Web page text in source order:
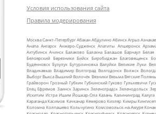
Условия использования сайта
Правила модерирования
МоскваСанкт‑ПетербургАбаканАбдулиноАбинскАгрыз
Анапа Ангарск Анжеро‑Судженск Апатиты Апшеронск
Ахтубинск Ачинск Балаково Балахна Балашов Барнаул Белая
Белоярский Березники Бийск Биробиджан Благовещенск
Будённовск Бузулук Бутурлиновка Валуйки Великие Луки
Владикавказ Владимир Волгоград Волгодонск Волжск
ВыборгВыкса Вышний Волочёк Вязники Вязьма Вятские Поляны
Грайворон Грозный Губкин Губкинский Гуково Гулькевичи
Елец Ефремов Заинск Заринск Зеленоградск Зеленодольск
Искитим Истра Ишим Йошкар‑Ола Казань Калининград Калуга
Караганда Касимов Качканар Кемерово Кизляр Кимры
Коломна Колпашево Кольчугино Комсомольск‑на‑Амуре